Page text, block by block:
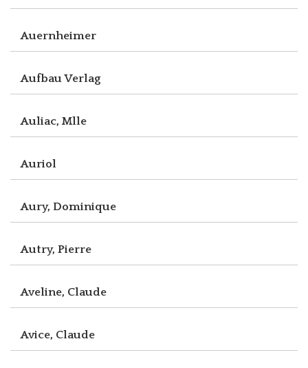
Auernheimer
Aufbau Verlag
Auliac, Mlle
Auriol
Aury, Dominique
Autry, Pierre
Aveline, Claude
Avice, Claude